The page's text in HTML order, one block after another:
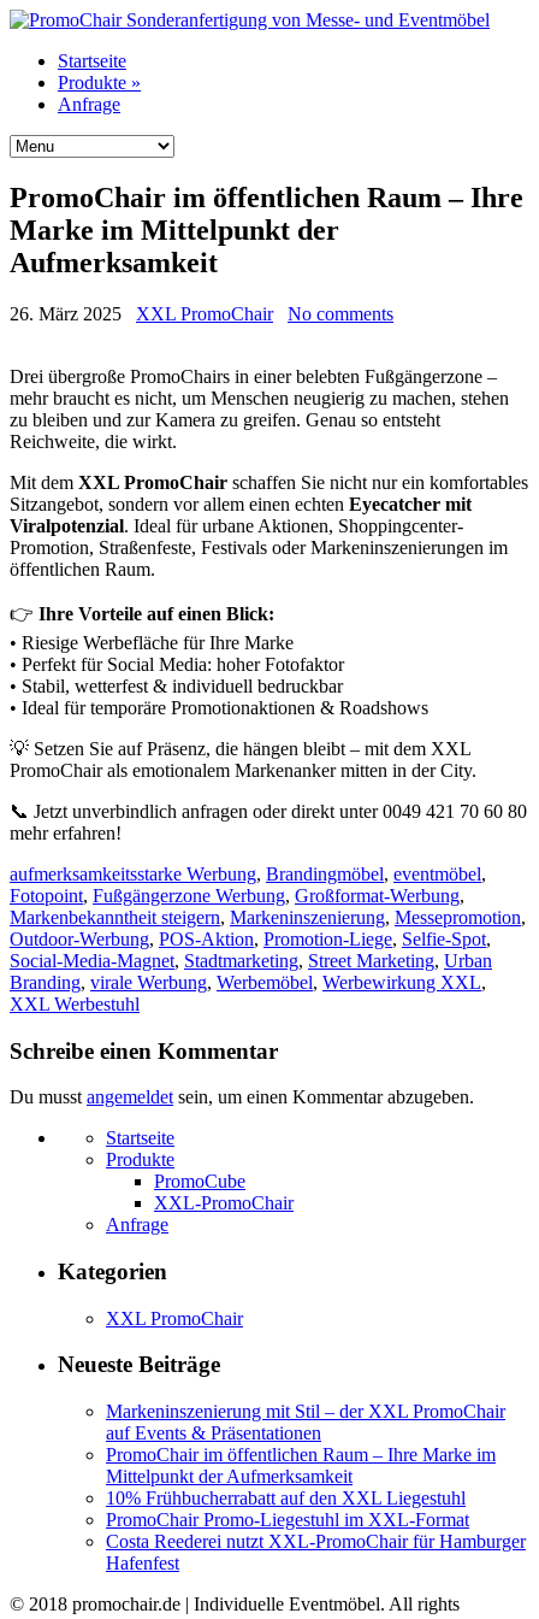
Startseite
Produkte »
Anfrage
PromoChair im öffentlichen Raum – Ihre
Marke im Mittelpunkt der
Aufmerksamkeit
26. März 2025 XXL PromoChair No comments
Drei übergroße PromoChairs in einer belebten Fußgängerzone –
mehr braucht es nicht, um Menschen neugierig zu machen, stehen
zu bleiben und zur Kamera zu greifen. Genau so entsteht
Reichweite, die wirkt.
Mit dem XXL PromoChair schaffen Sie nicht nur ein komfortables
Sitzangebot, sondern vor allem einen echten Eyecatcher mit
Viralpotenzial. Ideal für urbane Aktionen, Shoppingcenter-
Promotion, Straßenfeste, Festivals oder Markeninszenierungen im
öffentlichen Raum.
👉 Ihre Vorteile auf einen Blick:
• Riesige Werbefläche für Ihre Marke
• Perfekt für Social Media: hoher Fotofaktor
• Stabil, wetterfest & individuell bedruckbar
• Ideal für temporäre Promotionaktionen & Roadshows
💡 Setzen Sie auf Präsenz, die hängen bleibt – mit dem XXL
PromoChair als emotionalem Markenanker mitten in der City.
📞 Jetzt unverbindlich anfragen oder direkt unter 0049 421 70 60 80
mehr erfahren!
aufmerksamkeitsstarke Werbung, Brandingmöbel, eventmöbel,
Fotopoint, Fußgängerzone Werbung, Großformat-Werbung,
Markenbekanntheit steigern, Markeninszenierung, Messepromotion,
Outdoor-Werbung, POS-Aktion, Promotion-Liege, Selfie-Spot,
Social-Media-Magnet, Stadtmarketing, Street Marketing, Urban
Branding, virale Werbung, Werbemöbel, Werbewirkung XXL,
XXL Werbestuhl
Schreibe einen Kommentar
Du musst angemeldet sein, um einen Kommentar abzugeben.
Startseite
Produkte
PromoCube
XXL-PromoChair
Anfrage
Kategorien
XXL PromoChair
Neueste Beiträge
Markeninszenierung mit Stil – der XXL PromoChair
auf Events & Präsentationen
PromoChair im öffentlichen Raum – Ihre Marke im
Mittelpunkt der Aufmerksamkeit
10% Frühbucherrabatt auf den XXL Liegestuhl
PromoChair Promo-Liegestuhl im XXL-Format
Costa Reederei nutzt XXL-PromoChair für Hamburger
Hafenfest
© 2018 promochair.de | Individuelle Eventmöbel. All rights